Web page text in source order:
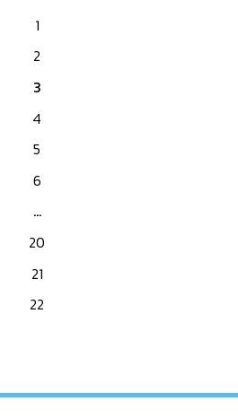
1
2
3
4
5
6
…
20
21
22